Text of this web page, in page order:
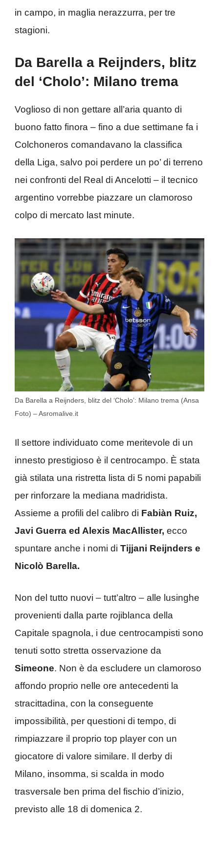
in campo, in maglia nerazzurra, per tre
stagioni.
Da Barella a Reijnders, blitz
del ‘Cholo’: Milano trema
Voglioso di non gettare all’aria quanto di
buono fatto finora – fino a due settimane fa i
Colchoneros comandavano la classifica
della Liga, salvo poi perdere un po’ di terreno
nei confronti del Real di Ancelotti – il tecnico
argentino vorrebbe piazzare un clamoroso
colpo di mercato last minute.
Da Barella a Reijnders, blitz del ‘Cholo’: Milano trema (Ansa
Foto) – Asromalive.it
Il settore individuato come meritevole di un
innesto prestigioso è il centrocampo. È stata
già stilata una ristretta lista di 5 nomi papabili
per rinforzare la mediana madridista.
Assieme a profili del calibro di Fabiàn Ruiz,
Javi Guerra ed Alexis MacAllister, ecco
spuntare anche i nomi di Tijjani Reijnders e
Nicolò Barella.
Non del tutto nuovi – tutt’altro – alle lusinghe
provenienti dalla parte rojiblanca della
Capitale spagnola, i due centrocampisti sono
tenuti sotto stretta osservazione da
Simeone. Non è da escludere un clamoroso
affondo proprio nelle ore antecedenti la
stracittadina, con la conseguente
impossibilità, per questioni di tempo, di
rimpiazzare il proprio top player con un
giocatore di valore similare. Il derby di
Milano, insomma, si scalda in modo
trasversale ben prima del fischio d’inizio,
previsto alle 18 di domenica 2.